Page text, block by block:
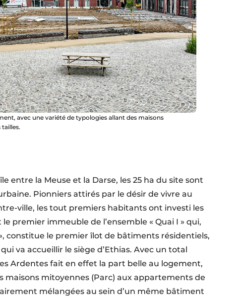
avec une variété de typologies allant des maisons
entre la Meuse et la Darse, les 25 ha du site sont
Pionniers attirés par le désir de vivre au
ville, les tout premiers habitants ont investi les
premier immeuble de l’ensemble « Quai I » qui,
constitue le premier îlot de bâtiments résidentiels,
va accueillir le siège d’Ethias. Avec un total
Ardentes fait en effet la part belle au logement,
maisons mitoyennes (Parc) aux appartements de
mélangées au sein d’un même bâtiment